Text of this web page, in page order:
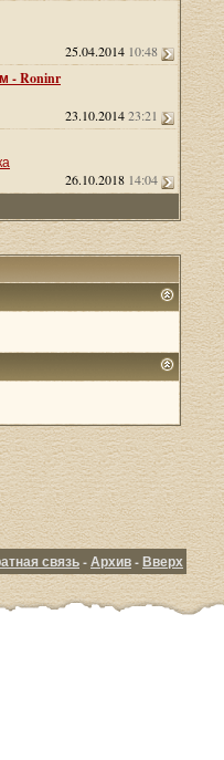
25.04.2014 10:48
- Roninr
23.10.201423:21
26.10.2018 14:04
связь-Архив-Вверх